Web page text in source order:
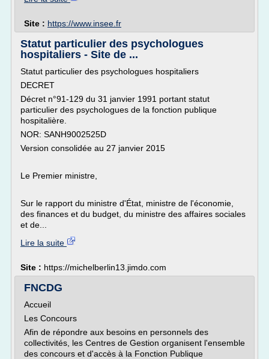
Site : https://www.insee.fr
Statut particulier des psychologues
hospitaliers - Site de ...
Statut particulier des psychologues hospitaliers
DECRET
Décret n°91-129 du 31 janvier 1991 portant statut
particulier des psychologues de la fonction publique
hospitalière.
NOR: SANH9002525D
Version consolidée au 27 janvier 2015
Le Premier ministre,
Sur le rapport du ministre d'État, ministre de l'économie,
des finances et du budget, du ministre des affaires sociales
et de...
Lire la suite
Site : https://michelberlin13.jimdo.com
FNCDG
Accueil
Les Concours
Afin de répondre aux besoins en personnels des
collectivités, les Centres de Gestion organisent l'ensemble
des concours et d'accès à la Fonction Publique